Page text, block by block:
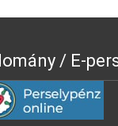
/ E-